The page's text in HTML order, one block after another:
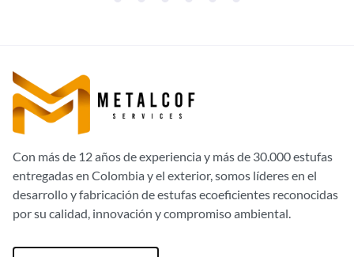
Con más de 12 años de experiencia y más de 30.000 estufas
entregadas en Colombia y el exterior, somos líderes en el
desarrollo y fabricación de estufas ecoeficientes reconocidas
por su calidad, innovación y compromiso ambiental.